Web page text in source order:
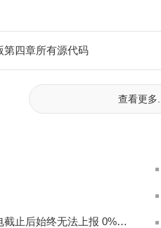
第四章所有源代码
查看更多...
新国标充电宝电量计踩坑：放电截止后始终无法上报 0% 电量完整排查